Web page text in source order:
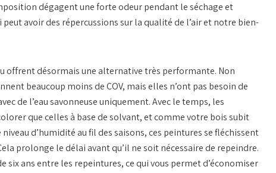
dégagent une forte odeur pendant le séchage et
avoir des répercussions sur la qualité de l’air et notre bien-
offrent désormais une alternative très performante. Non
beaucoup moins de COV, mais elles n’ont pas besoin de
de l’eau savonneuse uniquement. Avec le temps, les
que celles à base de solvant, et comme votre bois subit
d’humidité au fil des saisons, ces peintures se fléchissent
prolonge le délai avant qu’il ne soit nécessaire de repeindre.
ans entre les repeintures, ce qui vous permet d’économiser